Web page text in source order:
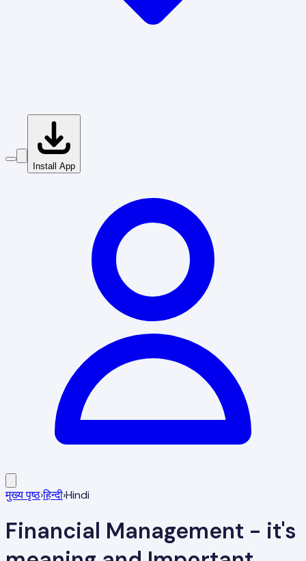
Install App
मुख्य पृष्ठ›हिन्दी›Hindi
Financial Management - it's